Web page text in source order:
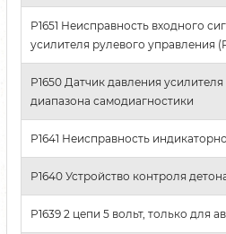
P1651 Неисправность входного
усилителя рулевого управления
P1650 Датчик давления
диапазона самодиагностики
P1641 Неисправность
P1640 Устройство контроля
P1639 2 цепи 5 вольт, только для